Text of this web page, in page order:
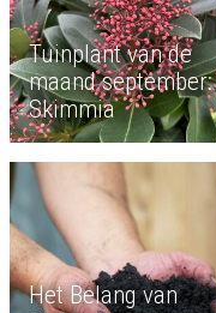
Tuinplant van de
maand september:
Skimmia
Het Belang van